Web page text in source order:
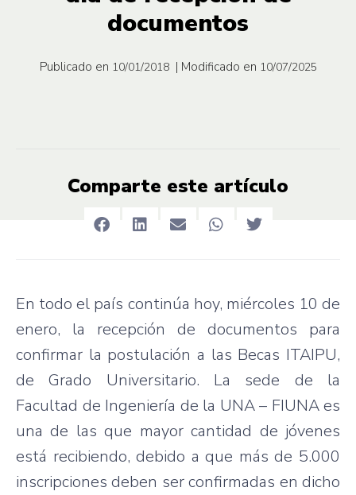
documentos
Publicado en 10/01/2018 | Modificado en 10/07/2025
Comparte este artículo
En todo el país continúa hoy, miércoles 10 de
enero, la recepción de documentos para
confirmar la postulación a las Becas ITAIPU,
de Grado Universitario. La sede de la
Facultad de Ingeniería de la UNA – FIUNA es
una de las que mayor cantidad de jóvenes
está recibiendo, debido a que más de 5.000
inscripciones deben ser confirmadas en dicho